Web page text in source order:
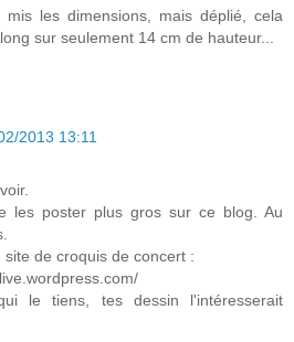
les dimensions, mais déplié, cela
sur seulement 14 cm de hauteur...
2013 13:11
les poster plus gros sur ce blog. Au
site de croquis de concert :
le tiens, tes dessin l'intéresserait